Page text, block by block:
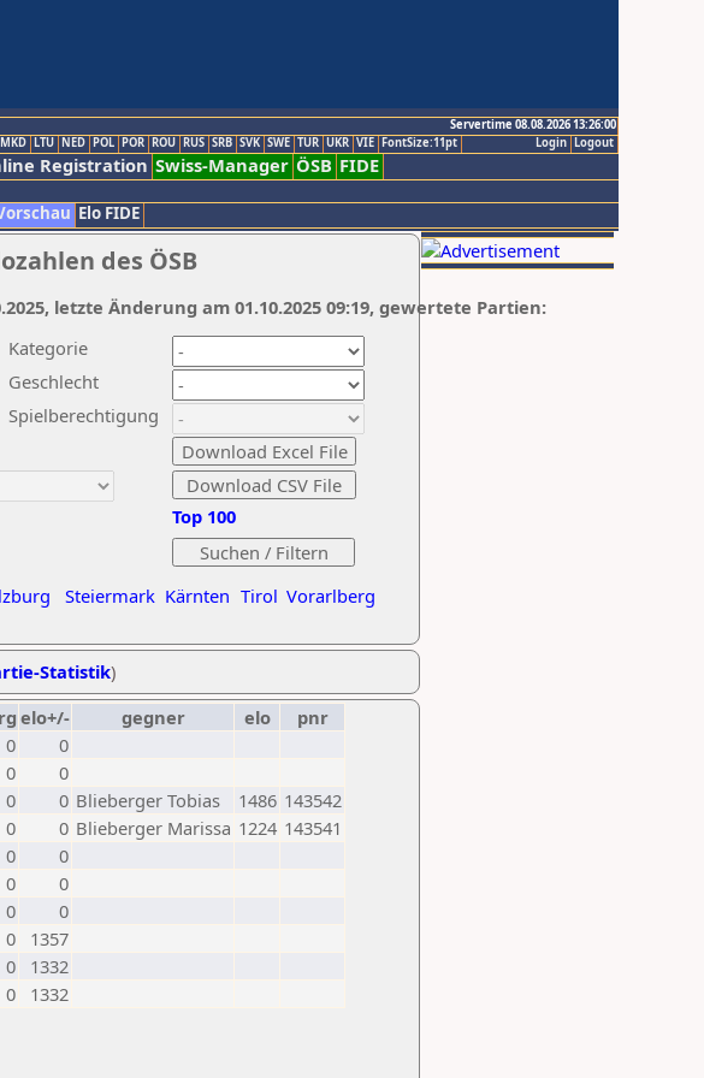
Servertime 08.08.2026 13:26:00
Logout
Login
MKD LTU NED POL POR ROU RUS SRB SVK SWE TUR UKR VIE FontSize:11pt
Registration Swiss-Manager ÖSB FIDE
Elo FIDE
des ÖSB
Kategorie
Geschlecht
Spielberechtigung
Steiermark Kärnten Tirol Vorarlberg
Top 100
letzte Änderung am 01.10.2025 09:19, gewertete Partien:
Statistik)
elo+/- gegner elo
pnr
0
0
0
0
0 0 Blieberger Tobias 1486 143542
0 0 Blieberger Marissa 1224 143541
0
0
0
0
0
0
0
1357
0
1332
0
1332